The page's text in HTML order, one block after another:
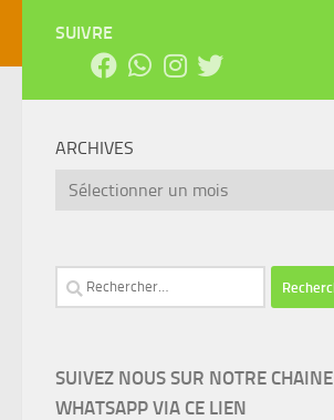
SUIVRE
ARCHIVES
Archives
Rechercher :
SUIVEZ NOUS SUR NOTRE CHAINE
WHATSAPP VIA CE LIEN